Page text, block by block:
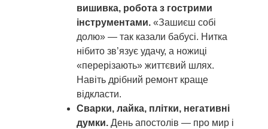
вишивка, робота з гострими
інструментами. «Зашиєш собі
долю» — так казали бабусі. Нитка
нібито зв’язує удачу, а ножиці
«перерізають» життєвий шлях.
Навіть дрібний ремонт краще
відкласти.
Сварки, лайка, плітки, негативні
думки. День апостолів — про мир і